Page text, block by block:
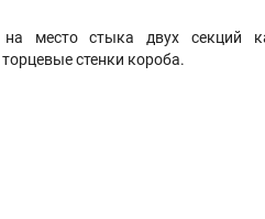
на место стыка двух секций
стенки короба.